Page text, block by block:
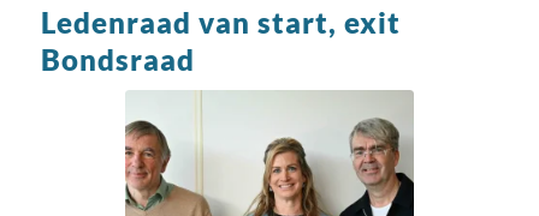
Ledenraad van start, exit
Bondsraad